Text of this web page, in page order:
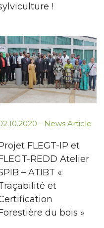
!
- News Article
FLEGT-IP et
REDD Atelier
– ATIBT «
et
du bois »